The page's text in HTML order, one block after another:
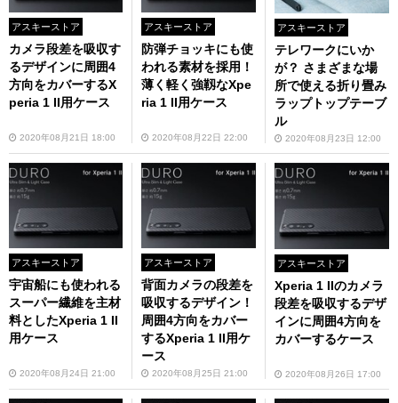
アスキーストア
カメラ段差を吸収す
るデザインに周囲4
方向をカバーするX
peria 1 II用ケース
2020年08月21日 18:00
アスキーストア
防弾チョッキにも使
われる素材を採用！
薄く軽く強靱なXpe
ria 1 II用ケース
2020年08月22日 22:00
アスキーストア
テレワークにいか
が？ さまざまな場
所で使える折り畳み
ラップトップテーブ
ル
2020年08月23日 12:00
アスキーストア
宇宙船にも使われる
スーパー繊維を主材
料としたXperia 1 II
用ケース
2020年08月24日 21:00
アスキーストア
背面カメラの段差を
吸収するデザイン！
周囲4方向をカバー
するXperia 1 II用ケ
ース
2020年08月25日 21:00
アスキーストア
Xperia 1 IIのカメラ
段差を吸収するデザ
インに周囲4方向を
カバーするケース
2020年08月26日 17:00